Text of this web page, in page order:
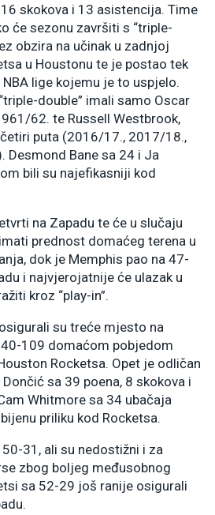
skokova i 13 asistencija. Time
će sezonu završiti s “triple-
obzira na učinak u zadnjoj
u Houstonu te je postao tek
lige kojemu je to uspjelo.
double” imali samo Oscar
62. te Russell Westbrook,
puta (2016/17., 2017/18.,
Bane sa 24 i Ja
bili su najefikasniji kod
na Zapadu te će u slučaju
prednost domaćeg terena u
dok je Memphis pao na 47-
i najvjerojatnije će ulazak u
kroz “play-in”.
su treće mjesto na
109 domaćom pobjedom
Rocketsa. Opet je odličan
sa 39 poena, 8 skokova i
Whitmore sa 34 ubačaja
priliku kod Rocketsa.
31, ali su nedostižni i za
zbog boljeg međusobnog
sa 52-29 još ranije osigurali